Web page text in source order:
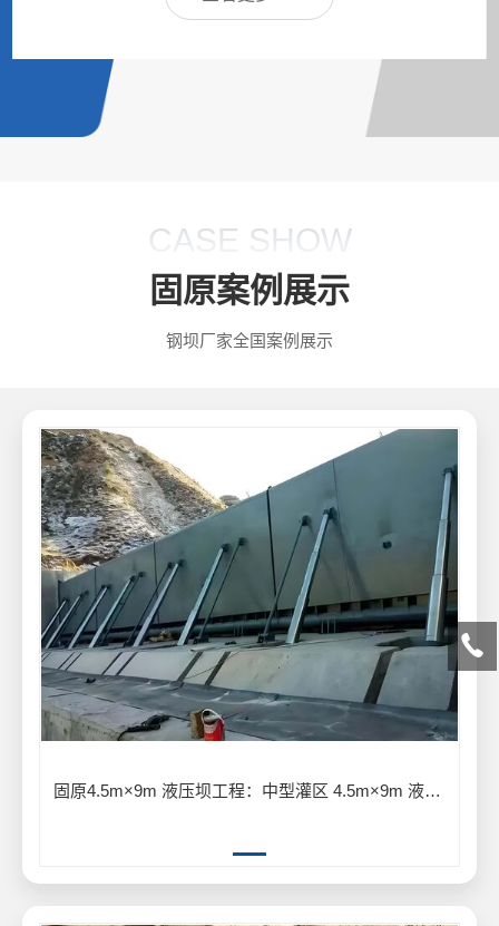
CASE SHOW
固原案例展示
钢坝厂家全国案例展示
固原4.5m×9m 液压坝工程：中型灌区 4.5m×9m 液压坝输水灌溉工程案例